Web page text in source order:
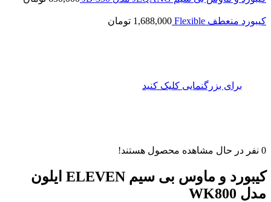
کیبورد منعطف Flexible 1,688,000 تومان
برای بزرگنمایی کلیک کنید
0 نفر در حال مشاهده محصول هستند!
کیبورد و ماوس بی سیم ELEVEN ایلون
مدل WK800